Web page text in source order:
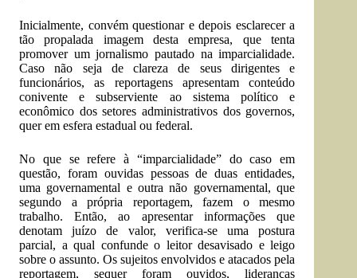
Inicialmente, convém questionar e depois esclarecer a
tão propalada imagem desta empresa, que tenta
promover um jornalismo pautado na imparcialidade.
Caso não seja de clareza de seus dirigentes e
funcionários, as reportagens apresentam conteúdo
conivente e subserviente ao sistema político e
econômico dos setores administrativos dos governos,
quer em esfera estadual ou federal.
No que se refere à “imparcialidade” do caso em
questão, foram ouvidas pessoas de duas entidades,
uma governamental e outra não governamental, que
segundo a própria reportagem, fazem o mesmo
trabalho. Então, ao apresentar informações que
denotam juízo de valor, verifica-se uma postura
parcial, a qual confunde o leitor desavisado e leigo
sobre o assunto. Os sujeitos envolvidos e atacados pela
reportagem, sequer foram ouvidos, lideranças